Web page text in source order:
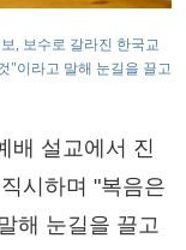
, 보수로 갈라진 한국교
"이라고 말해 눈길을 끌고
배 설교에서 진
시하며 "복음은
해 눈길을 끌고